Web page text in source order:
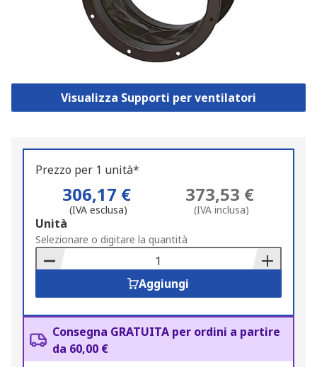
Visualizza Supporti per ventilatori
Prezzo per 1 unità*
306,17 €
(IVA esclusa)
373,53 €
(IVA inclusa)
Add
to
Basket
Unità
Selezionare o digitare la quantità
Aggiungi
Consegna GRATUITA per ordini a partire
da 60,00 €